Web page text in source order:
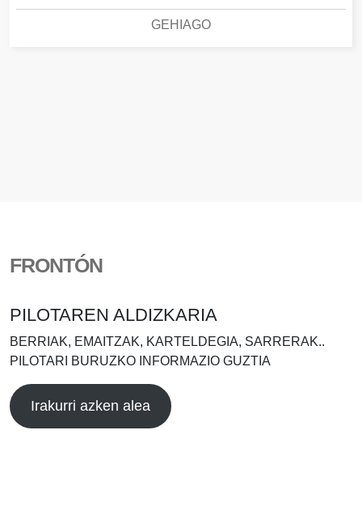
GEHIAGO
FRONTÓN
PILOTAREN ALDIZKARIA
BERRIAK, EMAITZAK, KARTELDEGIA, SARRERAK..
PILOTARI BURUZKO INFORMAZIO GUZTIA
Irakurri azken alea